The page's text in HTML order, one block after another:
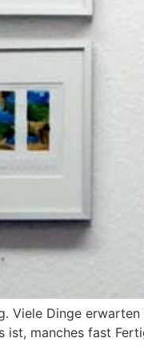
Dinge
ist, manches fast